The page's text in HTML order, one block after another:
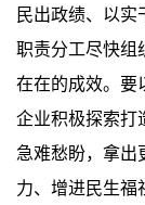
民出政绩、以
职责分工尽快组
在在的成效。要
企业积极探索打
急难愁盼，拿出
力、增进民生福